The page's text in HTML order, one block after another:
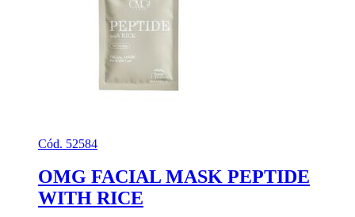
Cód. 52584
OMG FACIAL MASK PEPTIDE
WITH RICE